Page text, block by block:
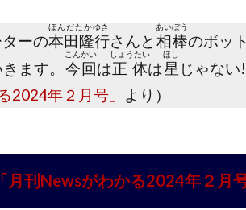
ーの本田隆行
ほんだたかゆき
さんと 相棒
あいぼう
のボッ
ます。 今回
こんかい
は正体
しょうたい
は星
ほし
じゃな
2024年２月号」 より）
「月刊Newsがわかる2024年２月